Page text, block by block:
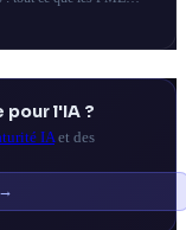
l'IA ?
IA et des